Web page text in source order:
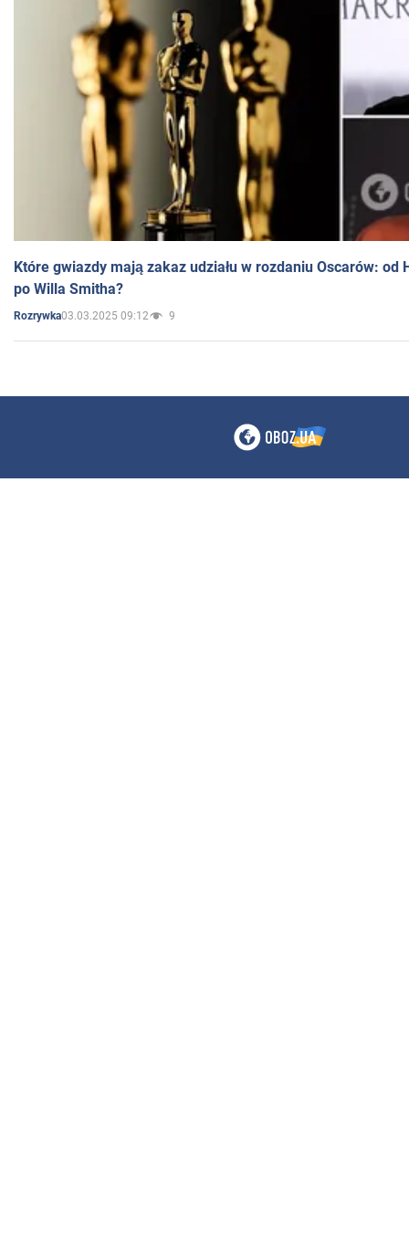
Które gwiazdy mają zakaz udziału w rozdaniu Oscarów: od
po Willa Smitha?
Rozrywka03.03.2025 09:12 9